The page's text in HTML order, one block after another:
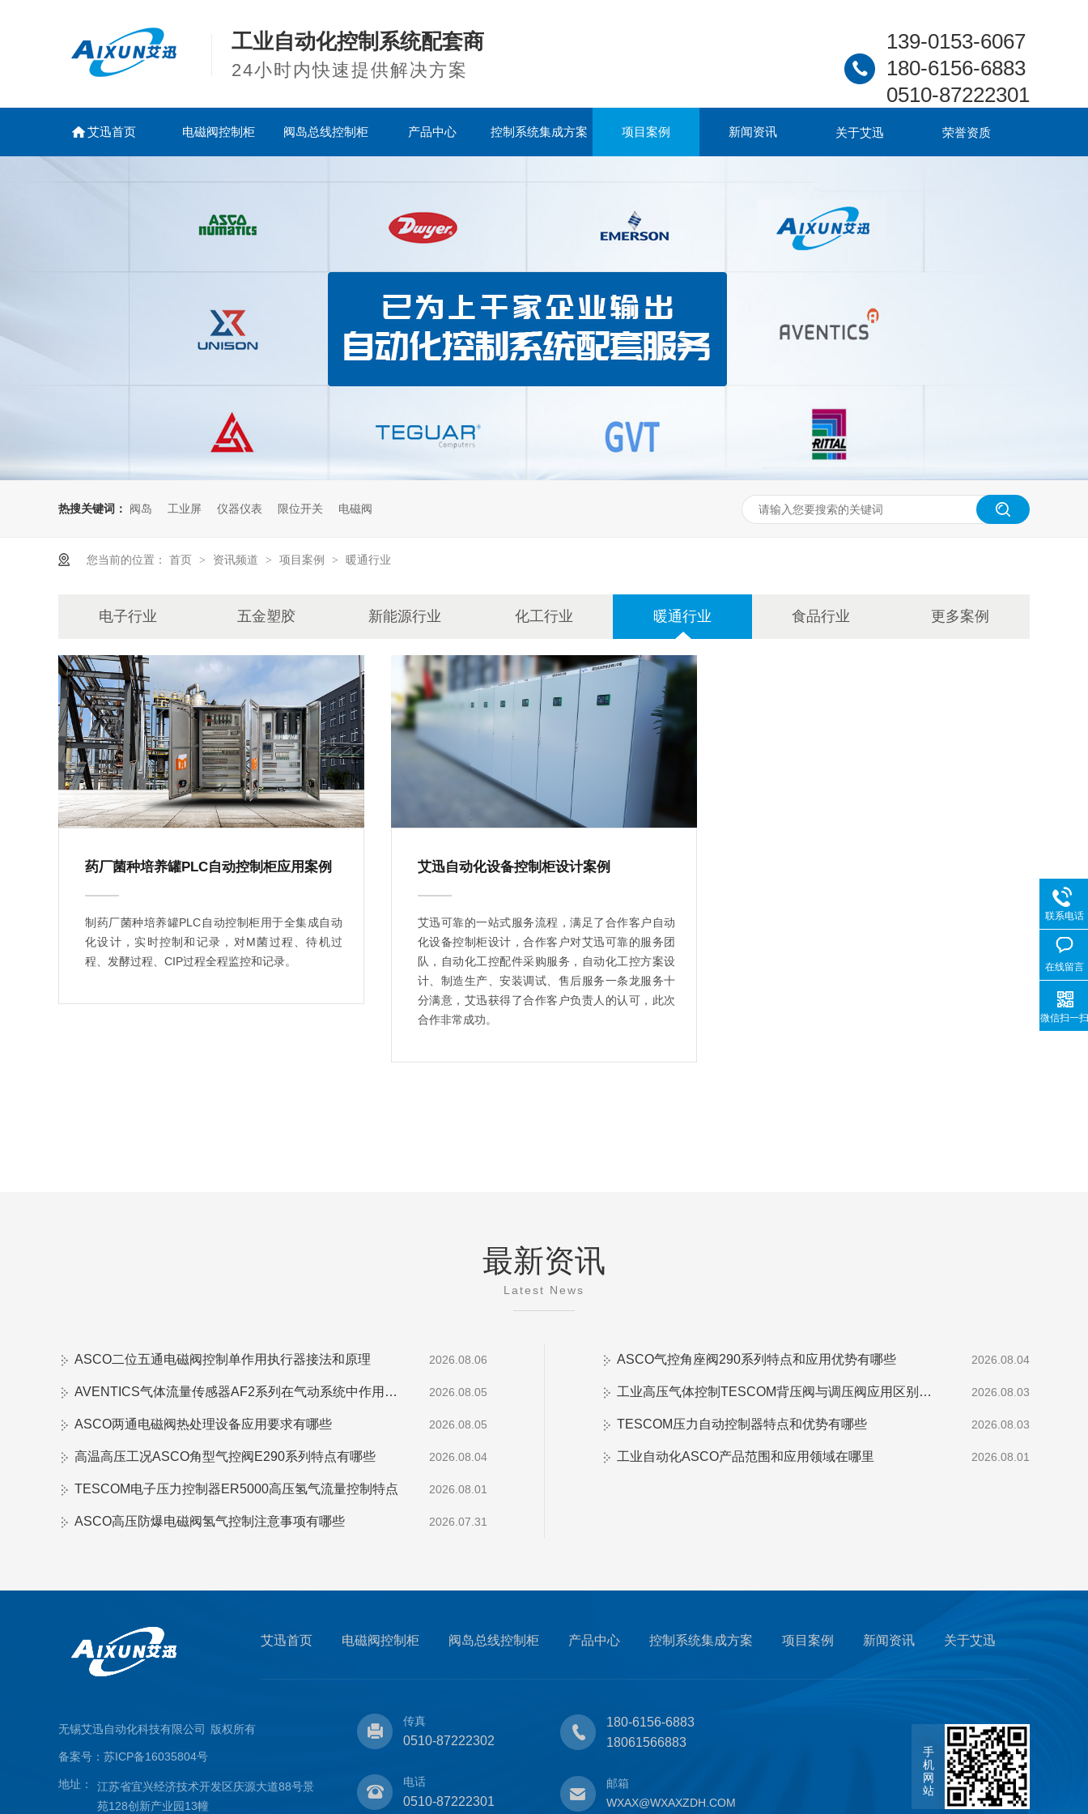
工业自动化控制系统配套商
24小时内快速提供解决方案
139-0153-6067
180-6156-6883
0510-87222301
艾迅首页 电磁阀控制柜 阀岛总线控制柜 产品中心 控制系统集成方案 项目案例 新闻资讯 关于艾迅 荣誉资质
热搜关键词： 阀岛 工业屏 仪器仪表 限位开关 电磁阀
您当前的位置： 首页 > 资讯频道 > 项目案例 > 暖通行业
电子行业 五金塑胶 新能源行业 化工行业 暖通行业 食品行业 更多案例
药厂菌种培养罐PLC自动控制柜应用案例
制药厂菌种培养罐PLC自动控制柜用于全集成自动
化设计，实时控制和记录，对M菌过程、待机过
程、发酵过程、CIP过程全程监控和记录。
艾迅自动化设备控制柜设计案例
艾迅可靠的一站式服务流程，满足了合作客户自动
化设备控制柜设计，合作客户对艾迅可靠的服务团
队，自动化工控配件采购服务，自动化工控方案设
计、制造生产、安装调试、售后服务一条龙服务十
分满意，艾迅获得了合作客户负责人的认可，此次
合作非常成功。
最新资讯
Latest News
ASCO二位五通电磁阀控制单作用执行器接法和原理 2026.08.06
AVENTICS气体流量传感器AF2系列在气动系统中作用是什么 2026.08.05
ASCO两通电磁阀热处理设备应用要求有哪些 2026.08.05
高温高压工况ASCO角型气控阀E290系列特点有哪些 2026.08.04
ASCO气控角座阀290系列特点和应用优势有哪些 2026.08.04
工业高压气体控制TESCOM背压阀与调压阀应用区别是什么 2026.08.03
TESCOM压力自动控制器特点和优势有哪些 2026.08.03
工业自动化ASCO产品范围和应用领域在哪里 2026.08.01
TESCOM电子压力控制器ER5000高压氢气流量控制特点 2026.08.01
ASCO高压防爆电磁阀氢气控制注意事项有哪些 2026.07.31
艾迅首页 电磁阀控制柜 阀岛总线控制柜 产品中心 控制系统集成方案 项目案例 新闻资讯 关于艾迅
无锡艾迅自动化科技有限公司 版权所有
备案号： 苏ICP备16035804号
地址：
江苏省宜兴经济技术开发区庆源大道88号景
苑128创新产业园13幢
传真
0510-87222302
180-6156-6883
18061566883
电话
0510-87222301
邮箱
WXAX@WXAXZDH.COM
手
机
网
站
联系电话
在线留言
微信扫一扫